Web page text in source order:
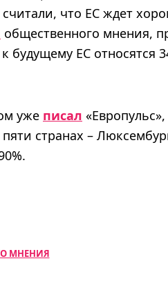
что ЕС ждет
общественного мнения,
ЕС относятся
уже писал
странах –
МНЕНИЯ